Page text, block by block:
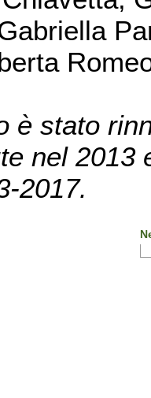
è stato
nel 2013
2017.